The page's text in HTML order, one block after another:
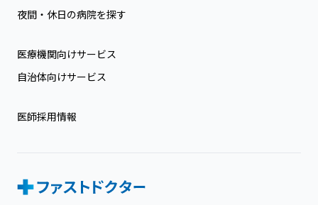
夜間・休日の病院を探す
医療機関向けサービス
自治体向けサービス
医師採用情報